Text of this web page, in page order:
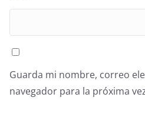
Guarda mi nombre, correo
navegador para la próxima